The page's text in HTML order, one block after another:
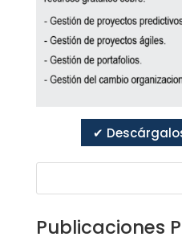
✔
Publicaciones